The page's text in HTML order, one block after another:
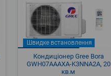
Швидке встановлення
Кондиціонер Gree Bora
GWH07AAAXA-K3NNA2A, 20
кв.м